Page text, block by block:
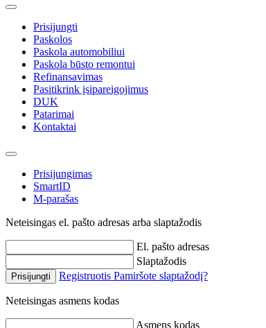
Prisijungti
Paskolos
Paskola automobiliui
Paskola būsto remontui
Refinansavimas
Pasitikrink įsipareigojimus
DUK
Patarimai
Kontaktai
Prisijungimas
SmartID
M-parašas
Neteisingas el. pašto adresas arba slaptažodis
El. pašto adresas
Slaptažodis
Prisijungti Registruotis Pamiršote slaptažodį?
Neteisingas asmens kodas
Asmens kodas